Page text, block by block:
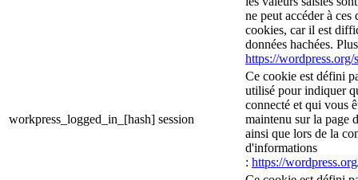
ne peut accéder à ces
cookies, car il est
données hachées.
https://
workpress_logged_in_[hash] session
Ce cookie est défini
utilisé pour indiquer
connecté et qui vous
maintenu sur la page
ainsi que lors de la
d'informations
: https://